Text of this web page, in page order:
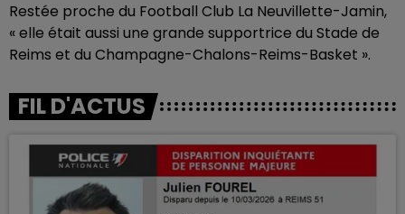
Restée proche du Football Club La Neuvillette-Jamin,
« elle était aussi une grande supportrice du Stade de
Reims et du Champagne-Chalons-Reims-Basket ».
FIL D'ACTUS